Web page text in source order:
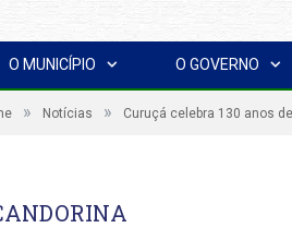
O MUNICÍPIO O GOVERNO
» Notícias » Curuçá celebra 130 anos